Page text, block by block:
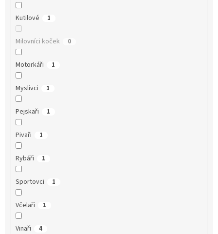
Kutilové 1
Milovníci koček 0
Motorkáři 1
Myslivci 1
Pejskaři 1
Pivaři 1
Rybáři 1
Sportovci 1
Včelaři 1
Vinaři 4